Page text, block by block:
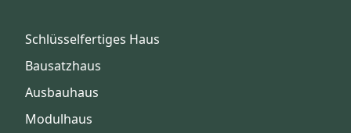
Schlüsselfertiges Haus
Bausatzhaus
Ausbauhaus
Modulhaus